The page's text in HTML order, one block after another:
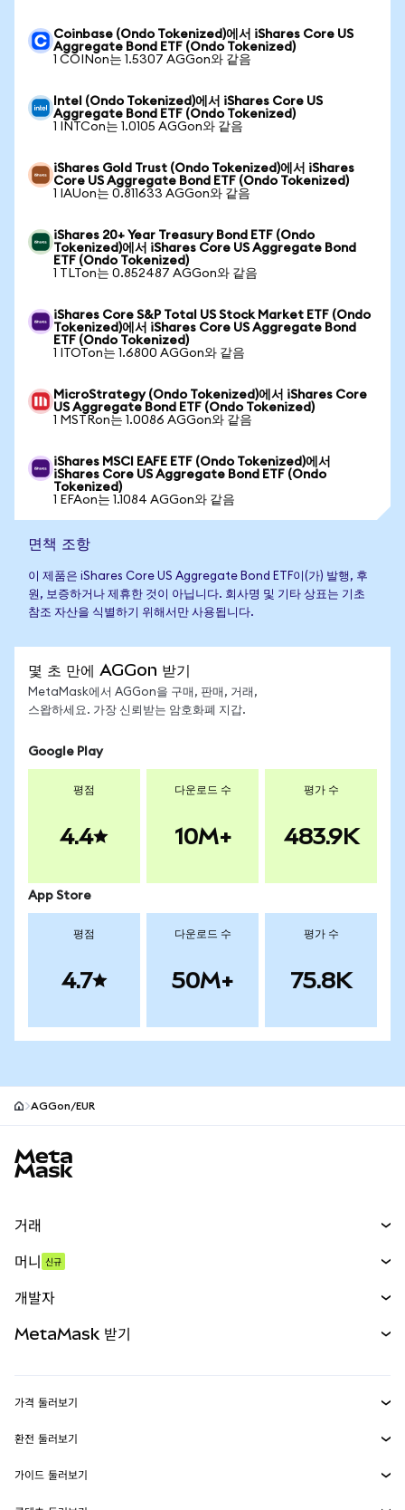
Coinbase (Ondo Tokenized)에서 iShares Core US
Aggregate Bond ETF (Ondo Tokenized)
1 COINon는 1.5307 AGGon와 같음
Intel (Ondo Tokenized)에서 iShares Core US
Aggregate Bond ETF (Ondo Tokenized)
1 INTCon는 1.0105 AGGon와 같음
iShares Gold Trust (Ondo Tokenized)에서 iShares
Core US Aggregate Bond ETF (Ondo Tokenized)
1 IAUon는 0.811633 AGGon와 같음
iShares 20+ Year Treasury Bond ETF (Ondo
Tokenized)에서 iShares Core US Aggregate Bond
ETF (Ondo Tokenized)
1 TLTon는 0.852487 AGGon와 같음
iShares Core S&P Total US Stock Market ETF (Ondo
Tokenized)에서 iShares Core US Aggregate Bond
ETF (Ondo Tokenized)
1 ITOTon는 1.6800 AGGon와 같음
MicroStrategy (Ondo Tokenized)에서 iShares Core
US Aggregate Bond ETF (Ondo Tokenized)
1 MSTRon는 1.0086 AGGon와 같음
iShares MSCI EAFE ETF (Ondo Tokenized)에서
iShares Core US Aggregate Bond ETF (Ondo
Tokenized)
1 EFAon는 1.1084 AGGon와 같음
면책 조항
이 제품은 iShares Core US Aggregate Bond ETF이(가) 발행, 후
원, 보증하거나 제휴한 것이 아닙니다. 회사명 및 기타 상표는 기초
참조 자산을 식별하기 위해서만 사용됩니다.
몇 초 만에 AGGon 받기
MetaMask에서 AGGon을 구매, 판매, 거래,
스왑하세요. 가장 신뢰받는 암호화폐 지갑.
Google Play
평점
4.4
다운로드 수
10M+
평가 수
483.9K
App Store
평점
4.7
다운로드 수
50M+
평가 수
75.8K
AGGon/EUR
거래
무기한 선물
실물자산
머니 신규
개발자
MetaMask Connect
Snaps
MetaMask 받기
보안
가격 둘러보기
이더리움 가격
솔라나 가격
환전 둘러보기
ETH를 USD로 환전
가이드 둘러보기